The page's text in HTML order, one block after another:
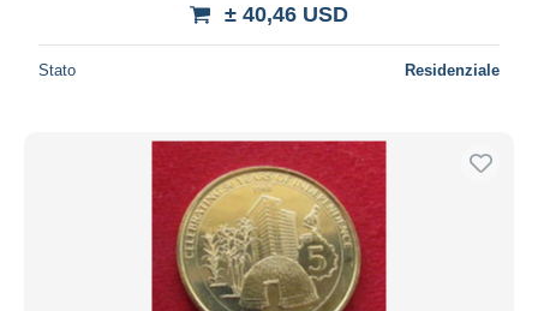
± 40,46 USD
Stato Residenziale